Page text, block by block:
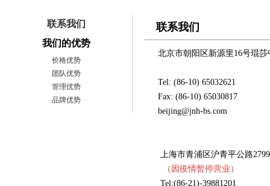
联系我们
我们的优势
价格优势
团队优势
管理优势
品牌优势
联系我们
北京市朝阳区新源里16号琨
Tel: (86-10) 65032621
Fax: (86-10) 65030817
beijing@jnh-bs.com
上海市青浦区沪青平公路
（因疫情暂停营业）
Tel:(86-21)-39881201